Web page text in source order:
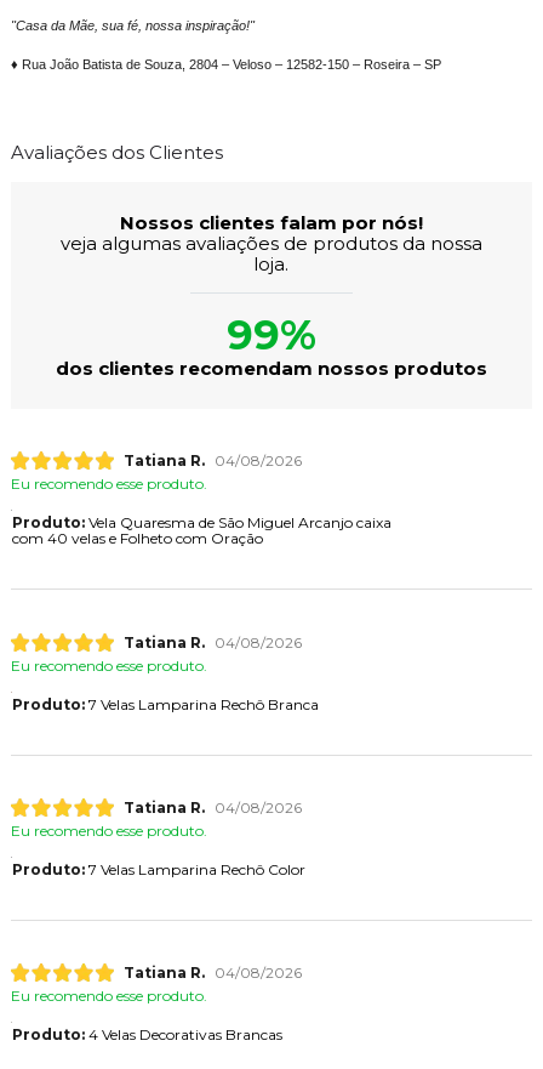
"Casa da Mãe, sua fé, nossa inspiração!"
♦ Rua João Batista de Souza, 2804 – Veloso – 12582-150 – Roseira – SP
Avaliações dos Clientes
Nossos clientes falam por nós!
veja algumas avaliações de produtos da nossa
loja.
99%
dos clientes recomendam nossos produtos
Tatiana R.
04/08/2026
Eu recomendo esse produto.
Produto:Vela Quaresma de São Miguel Arcanjo caixa
com 40 velas e Folheto com Oração
Tatiana R.
04/08/2026
Eu recomendo esse produto.
Produto:7 Velas Lamparina Rechô Branca
Tatiana R.
04/08/2026
Eu recomendo esse produto.
Produto:7 Velas Lamparina Rechô Color
Tatiana R.
04/08/2026
Eu recomendo esse produto.
Produto:4 Velas Decorativas Brancas